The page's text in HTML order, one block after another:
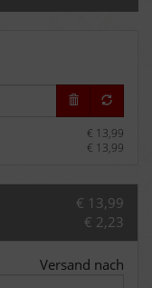
€ 13,99
€ 13,99
€ 13,99
€ 2,23
Versand nach